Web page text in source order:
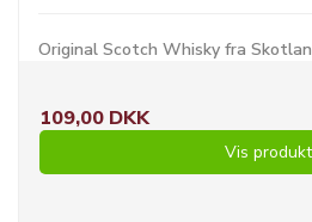
Original Scotch Whisky fra
109,00 DKK
Vis produkt